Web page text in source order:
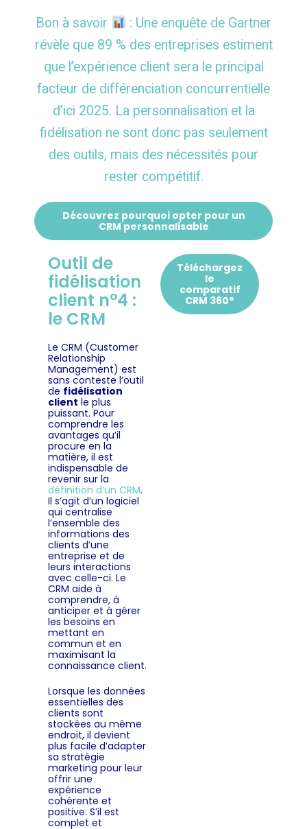
Bon à savoir
: Une enquête de Gartner
révèle que 89 % des entreprises estiment
que l’expérience client sera le principal
facteur de différenciation concurrentielle
d’ici 2025. La personnalisation et la
fidélisation ne sont donc pas seulement
des outils, mais des nécessités pour
rester compétitif.
Découvrez pourquoi opter pour un
CRM personnalisable
Outil de
fidélisation
client n°4 :
le CRM
Le CRM (Customer
Relationship
Management) est
sans conteste l’outil
de fidélisation
client le plus
puissant. Pour
comprendre les
avantages qu’il
procure en la
matière, il est
indispensable de
revenir sur la
définition d’un CRM.
Il s’agit d’un logiciel
qui centralise
l’ensemble des
informations des
clients d’une
entreprise et de
leurs interactions
avec celle-ci. Le
CRM aide à
comprendre, à
anticiper et à gérer
les besoins en
mettant en
commun et en
maximisant la
connaissance client.
Lorsque les données
essentielles des
clients sont
stockées au même
endroit, il devient
plus facile d’adapter
sa stratégie
marketing pour leur
offrir une
expérience
cohérente et
positive. S’il est
complet et
Téléchargez
le
comparatif
CRM 360°